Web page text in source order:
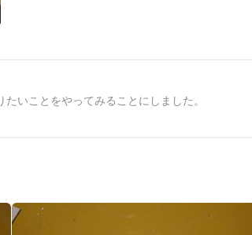
いことをやってみることにしました。